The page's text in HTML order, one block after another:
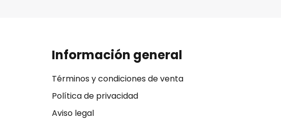
Información general
Términos y condiciones de venta
Política de privacidad
Aviso legal